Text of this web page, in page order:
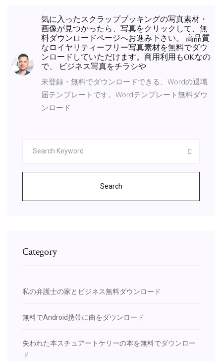
気に入ったスクラップブッキングの写真素材・
画像が見つかったら、写真をクリックして、無
料ダウンロードページへお進み下さい。 高品質
なロイヤリティーフリー写真素材を無料でダウ
ンロードしていただけます。商用利用もOKなの
で、 ビジネス写真をチラシや
未登録・無料でダウンロードできる、Wordの退職
届テンプレートです。Wordテンプレート無料ダウ
ンロード
Search
Category
私の弁護士の家とビジネス無料ダウンロード
無料でAndroid携帯に曲をダウンロード
失われた本スチュアートケリーの本を無料でダウンロー
ド